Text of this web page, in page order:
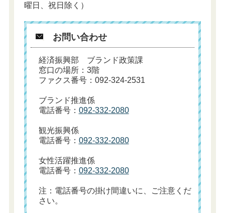
曜日、祝日除く）
お問い合わせ
経済振興部 ブランド政策課
窓口の場所：3階
ファクス番号：092-324-2531
ブランド推進係
電話番号： 092-332-2080
観光振興係
電話番号： 092-332-2080
女性活躍推進係
電話番号： 092-332-2080
注：電話番号の掛け間違いに、ご注意くだ
さい。